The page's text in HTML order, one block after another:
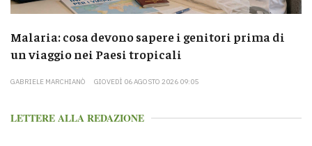
Malaria: cosa devono sapere i genitori prima di
un viaggio nei Paesi tropicali
GABRIELE MARCHIANÒ GIOVEDÌ 06 AGOSTO 2026 09:05
LETTERE ALLA REDAZIONE